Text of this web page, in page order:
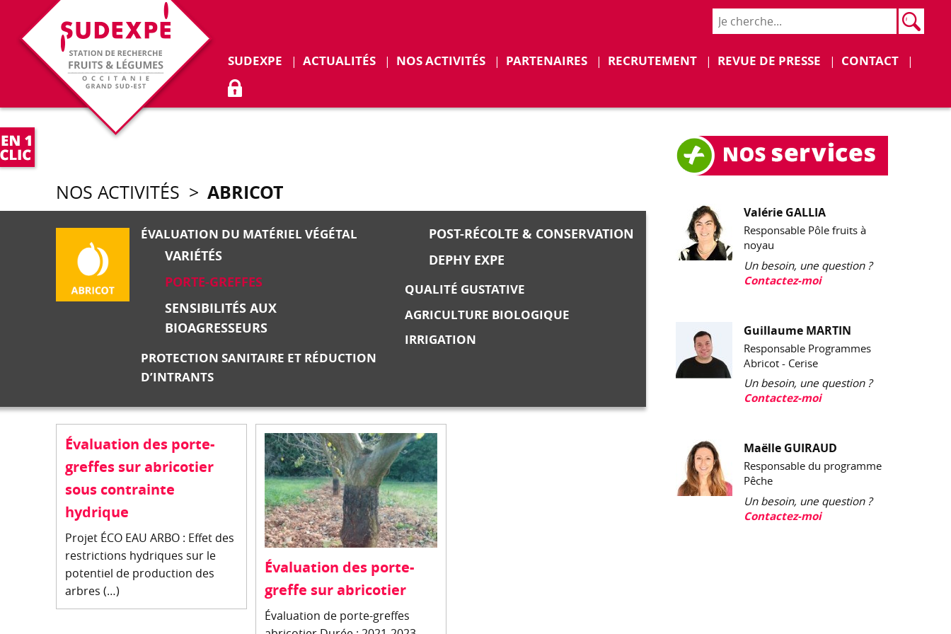
SUDEXPE ACTUALITÉS NOS ACTIVITÉS PARTENAIRES RECRUTEMENT REVUE DE PRESSE
CONTACT
ACCÈS ADHÉRENTS
NOS ACTIVITÉS > ABRICOT
ÉVALUATION DU MATÉRIEL VÉGÉTAL
VARIÉTÉS
PORTE-GREFFES
SENSIBILITÉS AUX
BIOAGRESSEURS
PROTECTION SANITAIRE ET RÉDUCTION
D’INTRANTS
POST-RÉCOLTE & CONSERVATION
DEPHY EXPE
QUALITÉ GUSTATIVE
AGRICULTURE BIOLOGIQUE
IRRIGATION
Évaluation des porte-
greffes sur abricotier
sous contrainte
hydrique
Projet ÉCO EAU ARBO : Effet des
restrictions hydriques sur le
potentiel de production des
arbres (…)
Évaluation des porte-
greffe sur abricotier
Évaluation de porte-greffes
Valérie GALLIA
Responsable Pôle fruits à
noyau
Un besoin, une question ?
Contactez-moi
Guillaume MARTIN
Responsable Programmes
Abricot - Cerise
Un besoin, une question ?
Contactez-moi
Maëlle GUIRAUD
Responsable du programme
Pêche
Un besoin, une question ?
Contactez-moi